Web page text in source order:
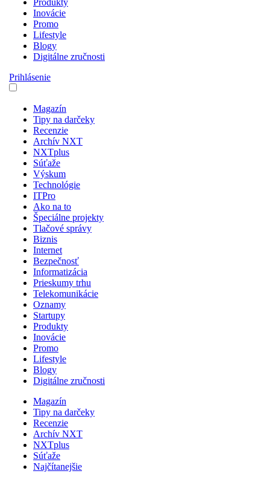
Produkty
Inovácie
Promo
Lifestyle
Blogy
Digitálne zručnosti
Prihlásenie
Magazín
Tipy na darčeky
Recenzie
Archív NXT
NXTplus
Súťaže
Výskum
Technológie
ITPro
Ako na to
Špeciálne projekty
Tlačové správy
Biznis
Internet
Bezpečnosť
Informatizácia
Prieskumy trhu
Telekomunikácie
Oznamy
Startupy
Produkty
Inovácie
Promo
Lifestyle
Blogy
Digitálne zručnosti
Magazín
Tipy na darčeky
Recenzie
Archív NXT
NXTplus
Súťaže
Najčítanejšie